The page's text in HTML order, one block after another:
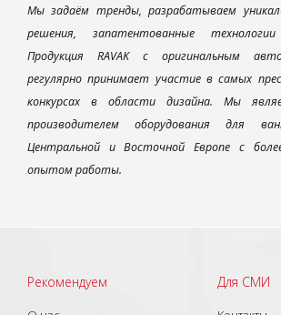
Мы задаём тренды, разрабатываем
решения, запатентованные
Продукция RAVAK с оригинальным
регулярно принимает участие в самых
конкурсах в области дизайна. Мы
производителем оборудования для
Центральной и Восточной Европе с
опытом работы.
Рекомендуем Для СМИ